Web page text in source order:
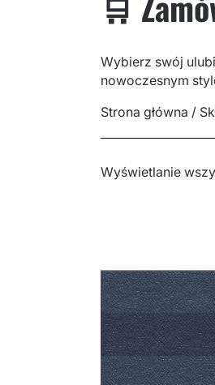
Wybierz swój
nowoczesnym
Strona główna /
Wyświetlanie